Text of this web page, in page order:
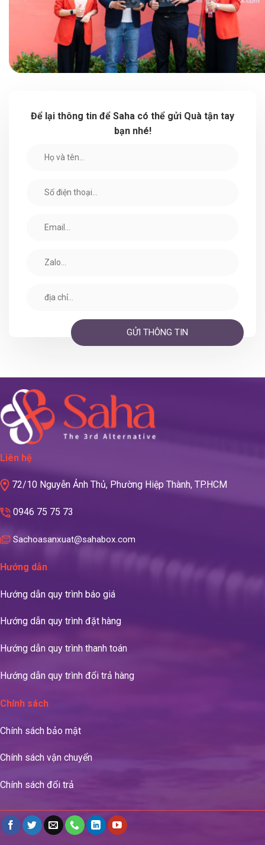
Để lại thông tin để Saha có thể gửi Quà tận tay
bạn nhé!
Liên hệ
72/10 Nguyễn Ảnh Thủ, Phường Hiệp Thành, TP.HCM
0946 75 75 73
Sachoasanxuat@sahabox.com
Hướng dẫn
Hướng dẫn quy trình báo giá
Hướng dẫn quy trình đặt hàng
Hướng dẫn quy trình thanh toán
Hướng dẫn quy trình đổi trả hàng
Chính sách
Chính sách bảo mật
Chính sách vận chuyển
Chính sách đổi trả